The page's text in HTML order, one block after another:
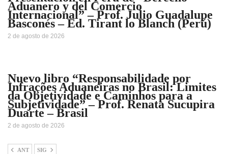
Aduanero y del Comercio
Internacional” – Prof. Julio Guadalupe
Basconés – Ed. Tirant lo Blanch (Perú)
2 de agosto de 2026
Nuevo libro “Responsabilidade por
Infrações Aduaneiras no Brasil: Limites
da Objetividade e Caminhos para a
Subjetividade” – Prof. Renata Sucupira
Duarte – Brasil
2 de agosto de 2026
ANT SIG